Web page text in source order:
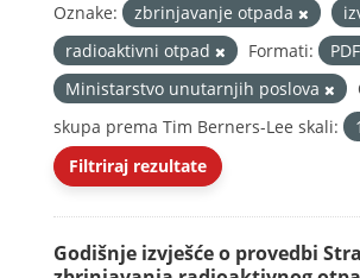
Oznake: zbrinjavanje otpada
radioaktivni otpad
Formati: PDF
Ministarstvo unutarnjih poslova
skupa prema Tim Berners-Lee skali:
1
Filtriraj rezultate
Godišnje izvješće o provedbi